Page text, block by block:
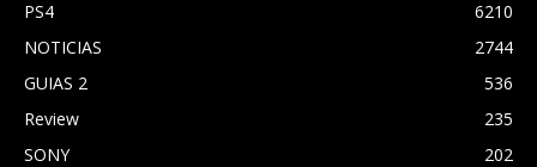
PS4
6210
NOTICIAS
2744
GUIAS 2
536
Review
235
SONY
202